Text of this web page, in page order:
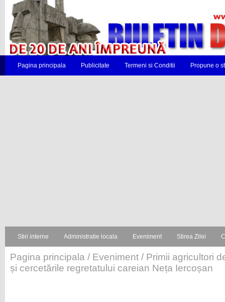
Pagina principala Publicitate Termeni si Conditii Propune o
Stiri interne Administratie locala Eveniment Stirea Zilei
Pagina principala / Eveniment / Primii agricultori
și cercetările regretatului careian Neța Iercoșan